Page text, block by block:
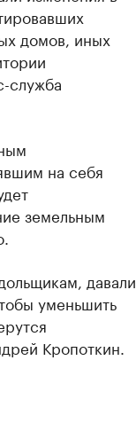
домов, иных
служба
на себя
земельным
давали
уменьшить
Кропоткин.